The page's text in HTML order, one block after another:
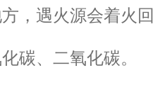
，遇火源会着火
碳、二氧化碳。